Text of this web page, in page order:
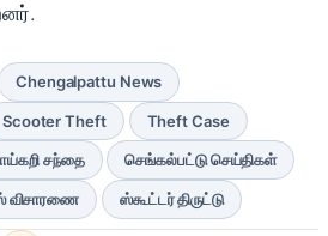
Chengalpattu News
Scooter Theft Theft Case
சந்தை செங்கல்பட்டு செய்திகள்
விசாரணை ஸ்கூட்டர் திருட்டு